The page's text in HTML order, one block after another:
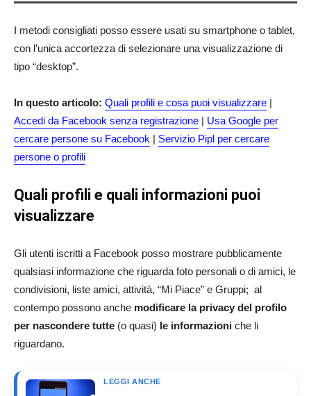
I metodi consigliati posso essere usati su smartphone o tablet,
con l’unica accortezza di selezionare una visualizzazione di
tipo “desktop”.
In questo articolo: Quali profili e cosa puoi visualizzare |
Accedi da Facebook senza registrazione | Usa Google per
cercare persone su Facebook | Servizio Pipl per cercare
persone o profili
Quali profili e quali informazioni puoi
visualizzare
Gli utenti iscritti a Facebook posso mostrare pubblicamente
qualsiasi informazione che riguarda foto personali o di amici, le
condivisioni, liste amici, attività, “Mi Piace” e Gruppi; al
contempo possono anche modificare la privacy del profilo
per nascondere tutte (o quasi) le informazioni che li
riguardano.
LEGGI ANCHE